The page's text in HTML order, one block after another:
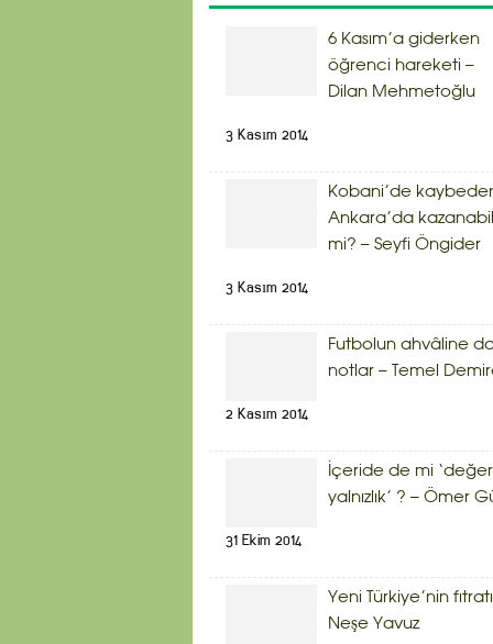
6 Kasım’a giderken
öğrenci hareketi –
Dilan Mehmetoğlu
3 Kasım 2014
Kobani’de
Ankara’da
mi? – Seyfi Öngider
3 Kasım 2014
Futbolun ahvâline
notlar – Temel
2 Kasım 2014
İçeride de mi
yalnızlık’ ? – Ömer
31 Ekim 2014
Yeni Türkiye’nin
Neşe Yavuz